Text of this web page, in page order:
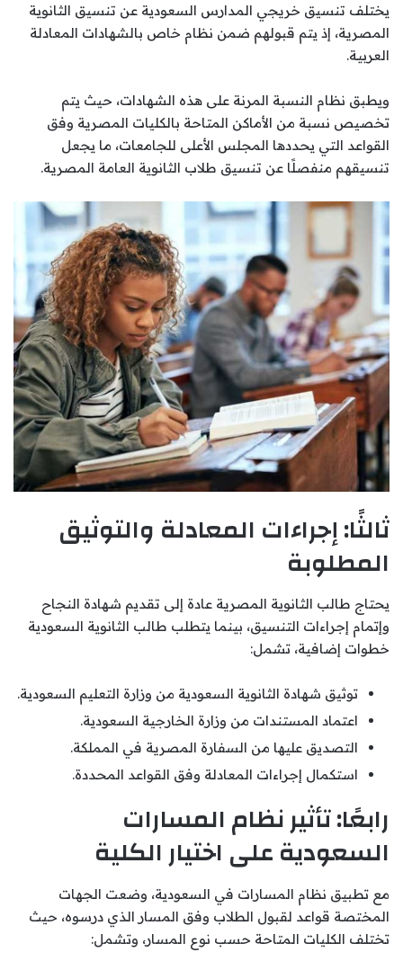
يختلف تنسيق خريجي المدارس السعودية عن تنسيق الثانوية
المصرية، إذ يتم قبولهم ضمن نظام خاص بالشهادات المعادلة
العربية.
ويطبق نظام النسبة المرنة على هذه الشهادات، حيث يتم
تخصيص نسبة من الأماكن المتاحة بالكليات المصرية وفق
القواعد التي يحددها المجلس الأعلى للجامعات، ما يجعل
تنسيقهم منفصلًا عن تنسيق طلاب الثانوية العامة المصرية.
ثالثًا: إجراءات المعادلة والتوثيق
المطلوبة
يحتاج طالب الثانوية المصرية عادة إلى تقديم شهادة النجاح
وإتمام إجراءات التنسيق، بينما يتطلب طالب الثانوية السعودية
خطوات إضافية، تشمل:
توثيق شهادة الثانوية السعودية من وزارة التعليم السعودية.
اعتماد المستندات من وزارة الخارجية السعودية.
التصديق عليها من السفارة المصرية في المملكة.
استكمال إجراءات المعادلة وفق القواعد المحددة.
رابعًا: تأثير نظام المسارات
السعودية على اختيار الكلية
مع تطبيق نظام المسارات في السعودية، وضعت الجهات
المختصة قواعد لقبول الطلاب وفق المسار الذي درسوه، حيث
تختلف الكليات المتاحة حسب نوع المسار، وتشمل: